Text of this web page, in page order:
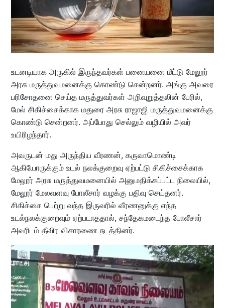
உடனடியாக அருகில் இருந்தவர்கள் பனையனை மீட்டு மேலூர்
அரசு மருத்துவமனைக்கு கொண்டு சென்றனர். அங்கு அவரை
பரிசோதனை செய்த மருத்துவர்கள் அறிவுறுத்தலின் பேரில்,
மேல் சிகிச்சைக்காக மதுரை அரசு ராஜாஜி மருத்துவமனைக்கு
கொண்டு சென்றனர். அப்போது செல்லும் வழியில் அவர்
உயிரிழந்தார்.
அவருடன் மது அருந்திய வீரணன், கருவாமொண்டி
ஆகியோருக்கும் உடல் நலக்குறைவு ஏற்பட்டு சிகிச்சைக்காக
மேலூர் அரசு மருத்துவமனையில் அனுமதிக்கப்பட்ட நிலையில்,
மேலூர் மேலவளவு போலீசார் வழக்கு பதிவு செய்தனர்.
சிகிச்சை பெற்று வந்த இருவரில் வீரணனுக்கு எந்த
உடல்நலக்குறைவும் ஏற்படாததால், சந்தேகமடைந்த போலீசார்
அவரிடம் தீவிர விசாரணை நடத்தினர்.